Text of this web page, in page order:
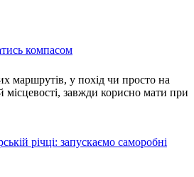
компасом
маршрутів, у похід чи просто на
місцевості, завжди корисно мати при
річці: запускаємо саморобні